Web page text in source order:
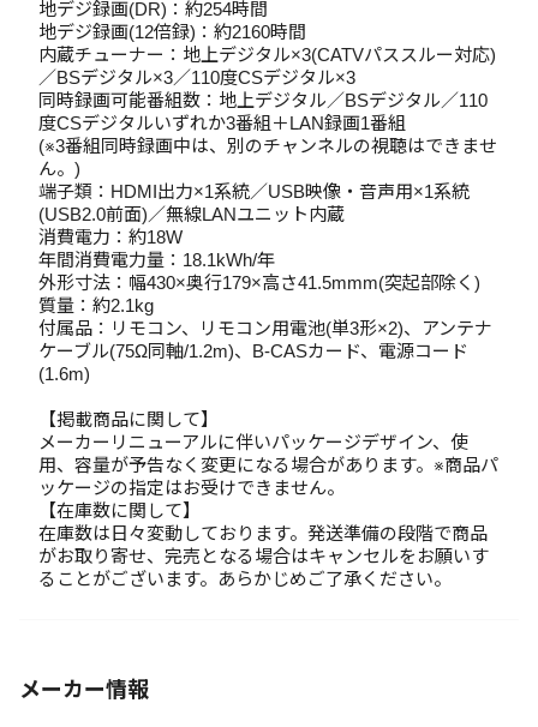
地デジ録画(DR)：約254時間
地デジ録画(12倍録)：約2160時間
内蔵チューナー：地上デジタル×3(CATVパススルー対応)
／BSデジタル×3／110度CSデジタル×3
同時録画可能番組数：地上デジタル／BSデジタル／110
度CSデジタルいずれか3番組＋LAN録画1番組
(※3番組同時録画中は、別のチャンネルの視聴はできませ
ん。)
端子類：HDMI出力×1系統／USB映像・音声用×1系統
(USB2.0前面)／無線LANユニット内蔵
消費電力：約18W
年間消費電力量：18.1kWh/年
外形寸法：幅430×奥行179×高さ41.5mmm(突起部除く)
質量：約2.1kg
付属品：リモコン、リモコン用電池(単3形×2)、アンテナ
ケーブル(75Ω同軸/1.2m)、B-CASカード、電源コード
(1.6m)
【掲載商品に関して】
メーカーリニューアルに伴いパッケージデザイン、使
用、容量が予告なく変更になる場合があります。※商品パ
ッケージの指定はお受けできません。
【在庫数に関して】
在庫数は日々変動しております。発送準備の段階で商品
がお取り寄せ、完売となる場合はキャンセルをお願いす
ることがございます。あらかじめご了承ください。
メーカー情報